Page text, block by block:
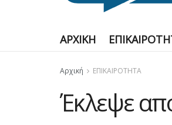
ΑΡΧΙΚΗ
Αρχική ΕΠΙΚΑΙΡΟΤΗΤΑ
Έκλεψε